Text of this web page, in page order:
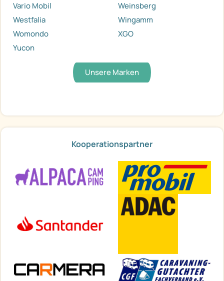
Vario Mobil
Weinsberg
Westfalia
Wingamm
Womondo
XGO
Yucon
Unsere Marken
Kooperationspartner